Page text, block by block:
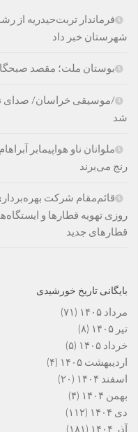
شهرستان خبر داد
بوستان ملت؛ مقصد
/موسیقی خراسان/ صدای
شد
ملوانان ناو هواپیمابر
رنج می‌برند
قائم‌مقام شرکت
روزی تهویه قطارها و
قطارهای جدید
بایگانی تاریخ خورشیدی
مرداد ۱۴۰۵
(۷۱)
تیر ۱۴۰۵
(۸)
خرداد ۱۴۰۵
(۵)
اردیبهشت ۱۴۰۵
(۴)
اسفند ۱۴۰۴
(۲۰)
بهمن ۱۴۰۴
(۴)
دی ۱۴۰۴
(۱۱۲)
آذر ۱۴۰۴
(۱۸۱)